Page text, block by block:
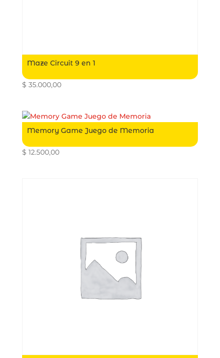
Maze Circuit 9 en 1
$ 35.000,00
Memory Game Juego de Memoria
$ 12.500,00